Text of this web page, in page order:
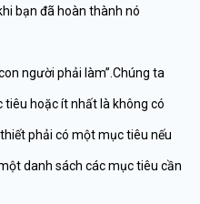
bạn đã hoàn thành nó
người phải làm”.Chúng ta
tiêu hoặc ít nhất là không có
phải có một mục tiêu nếu
danh sách các mục tiêu cần